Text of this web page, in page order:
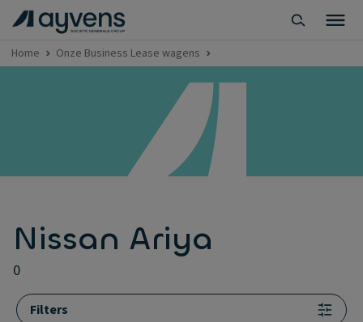
Home Onze Business Lease wagens
Nissan Ariya
0
Filters